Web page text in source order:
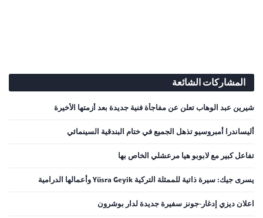
المشاركات الشائعة
شيرين عبد الوهاب تعلن عن مفاجأة فنية جديدة بعد أزمتها الأخيرة
أليساندرا أمبروسيو تذهل الجميع في ختام البندقية السينمائي
تفاعل كبير مع لابوبو هيا مرعشلي الخاص بها
يسرى جيك: سيرة ذاتية للممثلة التركية Yüsra Geyik وأعمالها الدرامية
اعلان ديزي إدغار-جونز سفيرة جديدة لدار بوشرون